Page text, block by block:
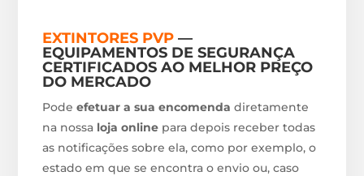
EXTINTORES PVP —
EQUIPAMENTOS DE SEGURANÇA
CERTIFICADOS AO MELHOR PREÇO
DO MERCADO
Podeefetuar a sua encomenda diretamente
na nossa loja online para depois receber todas
as notificações sobre ela, como por exemplo, o
estado em que se encontra o envio ou, caso